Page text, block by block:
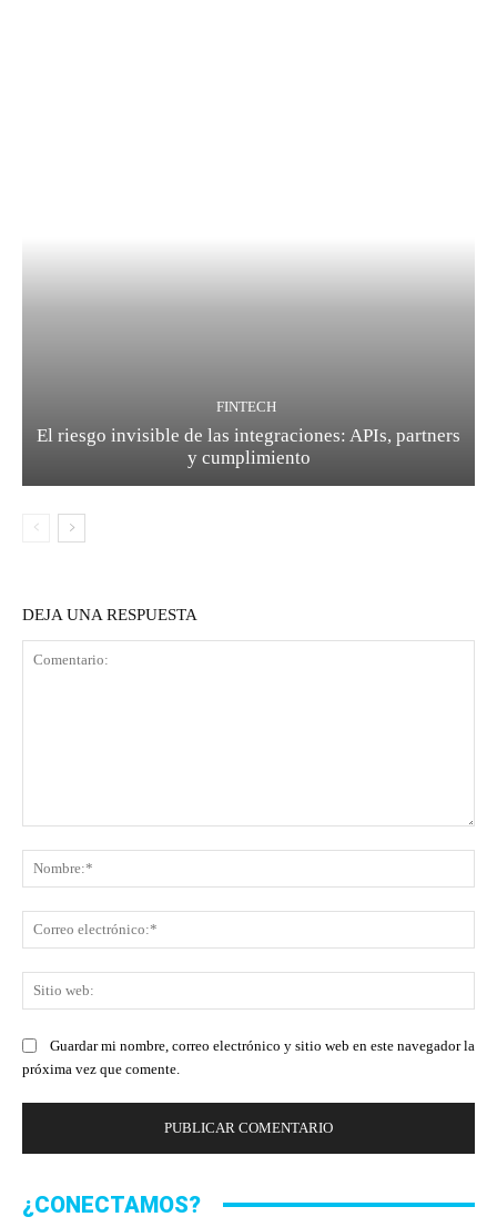
FINTECH
El riesgo invisible de las integraciones: APIs, partners
y cumplimiento
DEJA UNA RESPUESTA
Guardar mi nombre, correo electrónico y sitio web en este navegador la
próxima vez que comente.
¿CONECTAMOS?